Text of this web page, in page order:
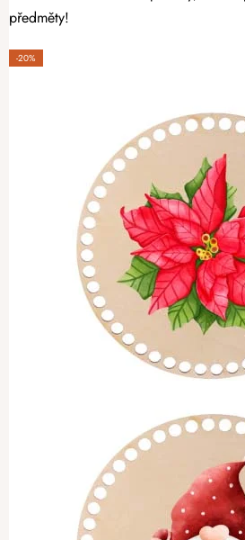
předměty!
-20%